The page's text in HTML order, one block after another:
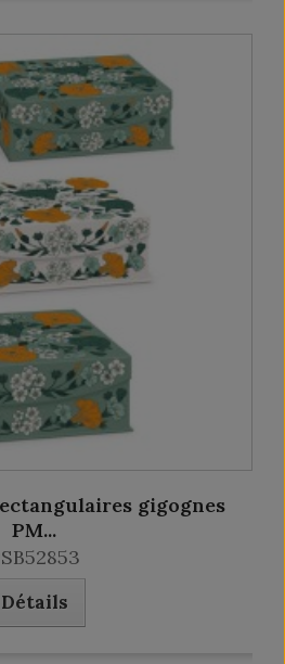
gigognes
PM...
Détails